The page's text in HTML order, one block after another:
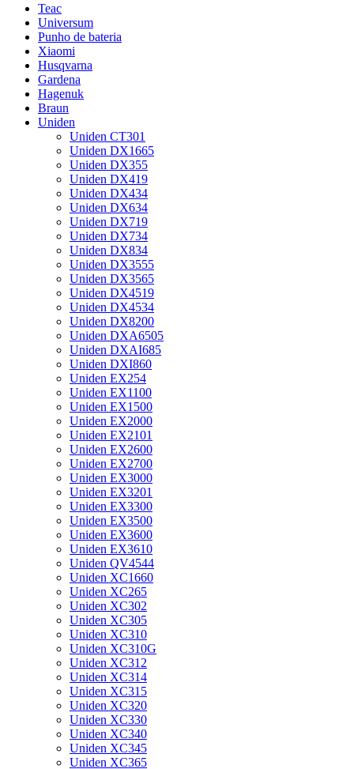
Teac
Universum
Punho de bateria
Xiaomi
Husqvarna
Gardena
Hagenuk
Braun
Uniden
Uniden CT301
Uniden DX1665
Uniden DX355
Uniden DX419
Uniden DX434
Uniden DX634
Uniden DX719
Uniden DX734
Uniden DX834
Uniden DX3555
Uniden DX3565
Uniden DX4519
Uniden DX4534
Uniden DX8200
Uniden DXA6505
Uniden DXAI685
Uniden DXI860
Uniden EX254
Uniden EX1100
Uniden EX1500
Uniden EX2000
Uniden EX2101
Uniden EX2600
Uniden EX2700
Uniden EX3000
Uniden EX3201
Uniden EX3300
Uniden EX3500
Uniden EX3600
Uniden EX3610
Uniden QV4544
Uniden XC1660
Uniden XC265
Uniden XC302
Uniden XC305
Uniden XC310
Uniden XC310G
Uniden XC312
Uniden XC314
Uniden XC315
Uniden XC320
Uniden XC330
Uniden XC340
Uniden XC345
Uniden XC365